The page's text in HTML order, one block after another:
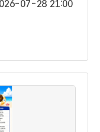
07-28 21:00